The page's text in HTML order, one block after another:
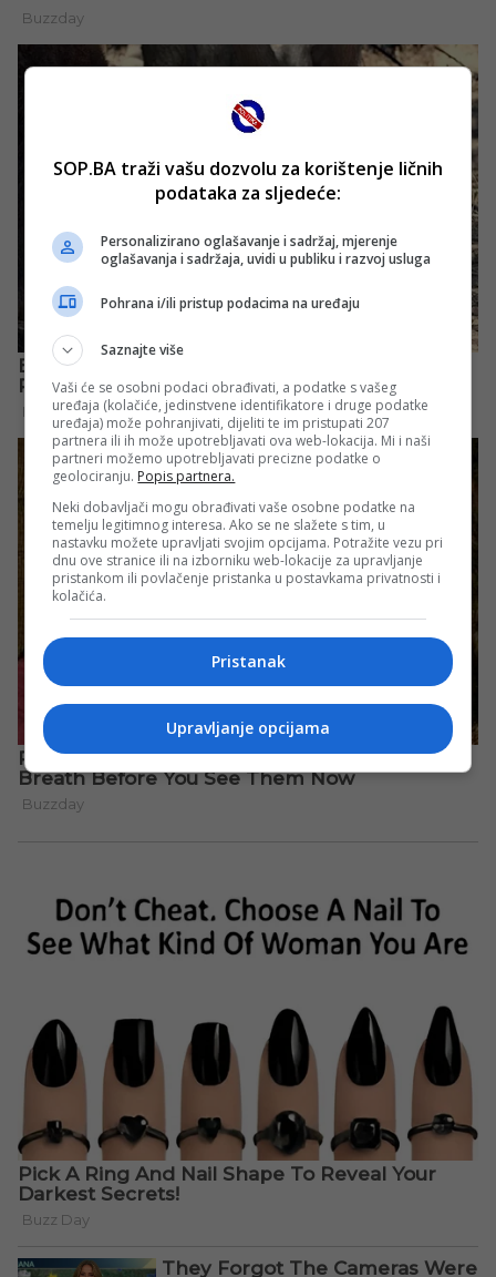
SOP.BA traži vašu dozvolu za korištenje ličnih
podataka za sljedeće:
Personalizirano oglašavanje i sadržaj, mjerenje
oglašavanja i sadržaja, uvidi u publiku i razvoj usluga
Pohrana i/ili pristup podacima na uređaju
Saznajte više
Vaši će se osobni podaci obrađivati, a podatke s vašeg
uređaja (kolačiće, jedinstvene identifikatore i druge podatke
uređaja) može pohranjivati, dijeliti te im pristupati 207
partnera ili ih može upotrebljavati ova web-lokacija. Mi i naši
partneri možemo upotrebljavati precizne podatke o
geolociranju. Popis partnera.
Neki dobavljači mogu obrađivati vaše osobne podatke na
temelju legitimnog interesa. Ako se ne slažete s tim, u
nastavku možete upravljati svojim opcijama. Potražite vezu pri
dnu ove stranice ili na izborniku web-lokacije za upravljanje
pristankom ili povlačenje pristanka u postavkama privatnosti i
kolačića.
Pristanak
Upravljanje opcijama